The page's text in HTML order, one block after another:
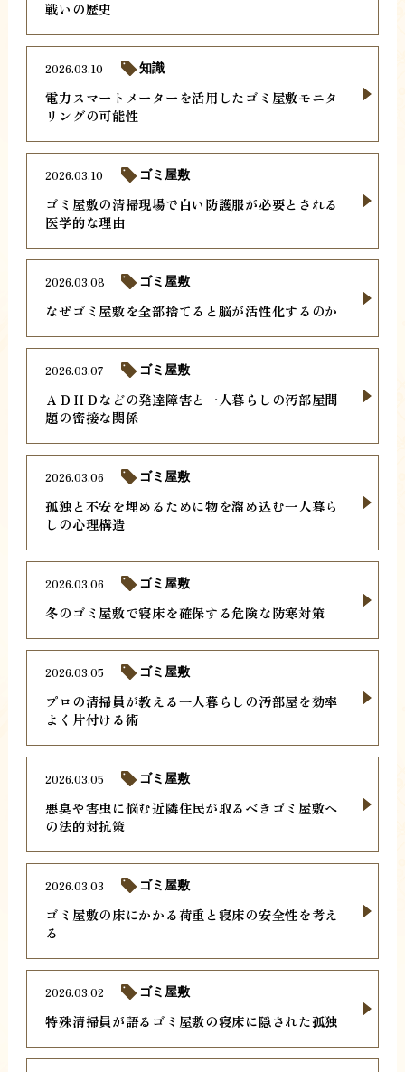
戦いの歴史
電力スマートメーターを活用したゴミ屋敷モニタ
リングの可能性
2026.03.10 知識
ゴミ屋敷の清掃現場で白い防護服が必要とされる
医学的な理由
2026.03.10 ゴミ屋敷
なぜゴミ屋敷を全部捨てると脳が活性化するのか
2026.03.08 ゴミ屋敷
ＡＤＨＤなどの発達障害と一人暮らしの汚部屋問
題の密接な関係
2026.03.07 ゴミ屋敷
孤独と不安を埋めるために物を溜め込む一人暮ら
しの心理構造
2026.03.06 ゴミ屋敷
冬のゴミ屋敷で寝床を確保する危険な防寒対策
2026.03.06 ゴミ屋敷
プロの清掃員が教える一人暮らしの汚部屋を効率
よく片付ける術
2026.03.05 ゴミ屋敷
悪臭や害虫に悩む近隣住民が取るべきゴミ屋敷へ
の法的対抗策
2026.03.05 ゴミ屋敷
ゴミ屋敷の床にかかる荷重と寝床の安全性を考え
る
2026.03.03 ゴミ屋敷
特殊清掃員が語るゴミ屋敷の寝床に隠された孤独
2026.03.02 ゴミ屋敷